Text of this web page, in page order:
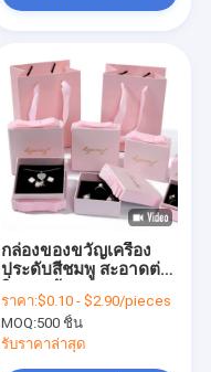
กล่องของขวัญเครื่อง
ประดับสีชมพู สะอาดต่อ
ราคา:$0.10 - $2.90/pieces
MOQ:500 ชิ้น
รับราคาล่าสุด